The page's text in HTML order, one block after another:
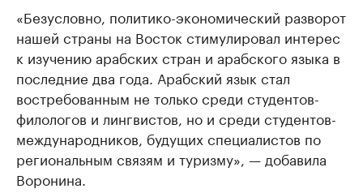
«Безусловно, политико-экономический разворот
нашей страны на Восток стимулировал интерес
к изучению арабских стран и арабского языка в
последние два года. Арабский язык стал
востребованным не только среди студентов-
филологов и лингвистов, но и среди студентов-
международников, будущих специалистов по
региональным связям и туризму», — добавила
Воронина.